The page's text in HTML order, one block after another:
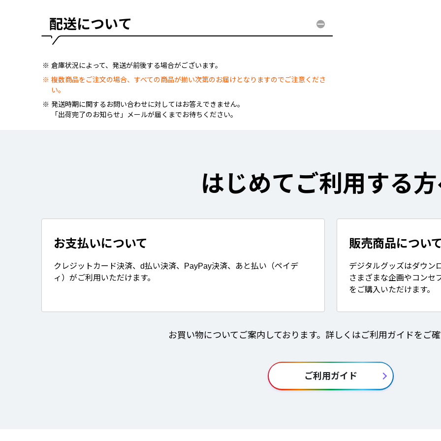
配送について
倉庫状況によって、発送が前後する場合がございます。
複数商品をご注文の場合、すべての商品が揃い次第のお届けとなりますのでご注意くださ
い。
発送時期に関するお問い合わせに対してはお答えできません。
「出荷完了のお知らせ」メールが届くまでお待ちください。
はじめてご利用する
お支払いについて
クレジットカード決済、d払い決済、PayPay決済、あと払い（ペイデ
ィ）がご利用いただけます。
販売商品につい
デジタルグッズはダウン
さまざまな企画やコンセ
をご購入いただけます。
お買い物についてご案内しております。詳しくはご利用ガイドをご
ご利用ガイド